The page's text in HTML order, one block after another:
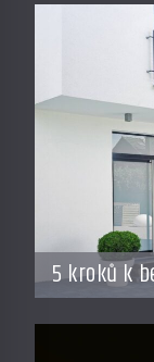
5 kroků k
dovolené